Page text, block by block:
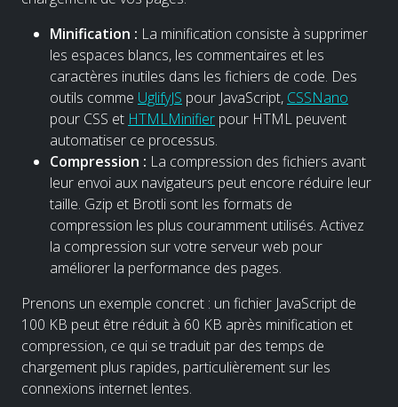
Minification : La minification consiste à supprimer
les espaces blancs, les commentaires et les
caractères inutiles dans les fichiers de code. Des
outils comme UglifyJS pour JavaScript, CSSNano
pour CSS et HTMLMinifier pour HTML peuvent
automatiser ce processus.
Compression : La compression des fichiers avant
leur envoi aux navigateurs peut encore réduire leur
taille. Gzip et Brotli sont les formats de
compression les plus couramment utilisés. Activez
la compression sur votre serveur web pour
améliorer la performance des pages.
Prenons un exemple concret : un fichier JavaScript de
100 KB peut être réduit à 60 KB après minification et
compression, ce qui se traduit par des temps de
chargement plus rapides, particulièrement sur les
connexions internet lentes.